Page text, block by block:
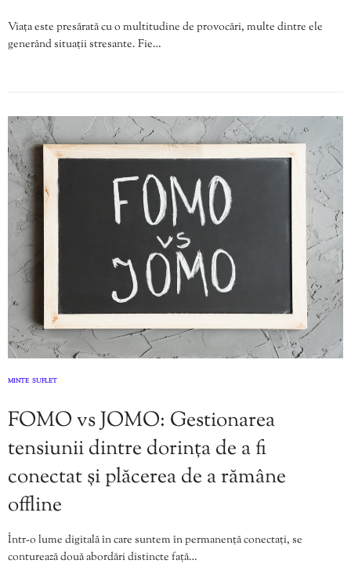
Viața este presărată cu o multitudine de provocări, multe dintre ele
generând situații stresante. Fie…
MINTE SUFLET
FOMO vs JOMO: Gestionarea
tensiunii dintre dorința de a fi
conectat și plăcerea de a rămâne
offline
Într-o lume digitală în care suntem în permanență conectați, se
conturează două abordări distincte față…